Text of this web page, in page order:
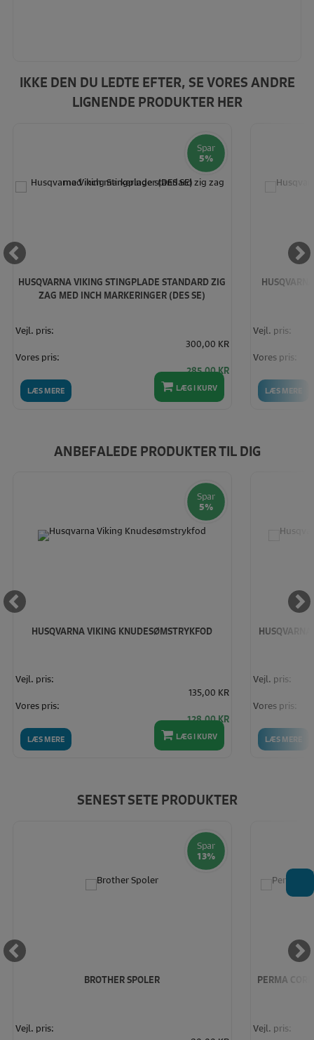
IKKE DEN DU LEDTE EFTER, SE VORES ANDRE
LIGNENDE PRODUKTER HER
Spar
5%
HUSQVARNA VIKING STINGPLADE STANDARD ZIG
ZAG MED INCH MARKERINGER (DES SE)
LÆS MERE
Vejl. pris:
300,00 KR
Vores pris:
285,00 KR
LÆG I KURV LÆS MERE
Vejl. pris:
Vores pris:
ANBEFALEDE PRODUKTER TIL DIG
Spar
5%
HUSQVARNA VIKING KNUDESØMSTRYKFOD
LÆS MERE
Vejl. pris:
135,00 KR
Vores pris:
128,00 KR
LÆG I KURV LÆS MERE
Vejl. pris:
Vores pris:
SENEST SETE PRODUKTER
Spar
13%
BROTHER SPOLER
Vejl. pris:
PERMA
Vejl. pris: